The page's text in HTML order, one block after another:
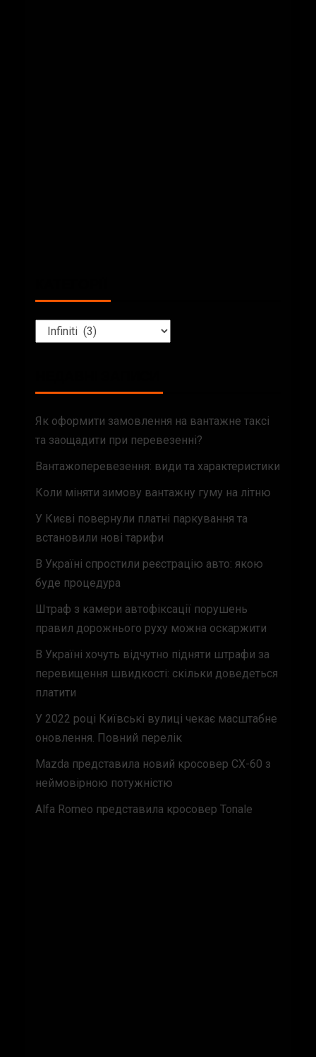
Як оформити замовлення на вантажне таксі
та заощадити при перевезенні?
Вантажоперевезення: види та характеристики
Коли міняти зимову вантажну гуму на літню
У Києві повернули платні паркування та
встановили нові тарифи
В Україні спростили реєстрацію авто: якою
буде процедура
Штраф з камери автофіксації порушень
правил дорожнього руху можна оскаржити
В Україні хочуть відчутно підняти штрафи за
перевищення швидкості: скільки доведеться
платити
У 2022 році Київські вулиці чекає масштабне
оновлення. Повний перелік
Mazda представила новий кросовер CX-60 з
неймовірною потужністю
Alfa Romeo представила кросовер Tonale